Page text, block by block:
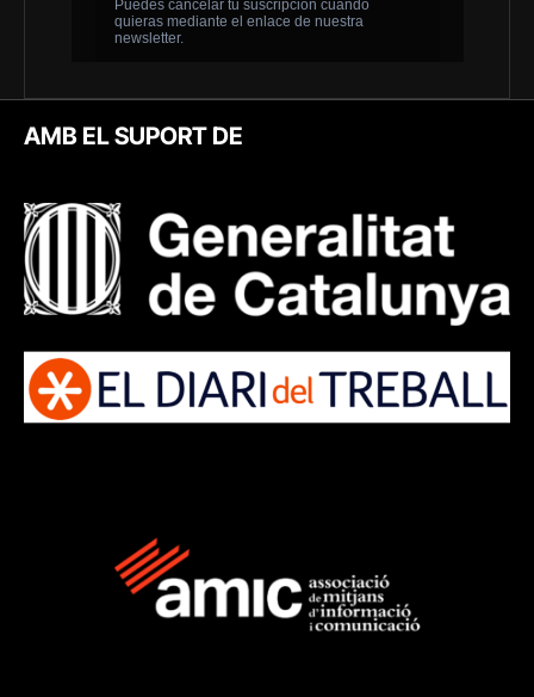
AMB EL SUPORT DE